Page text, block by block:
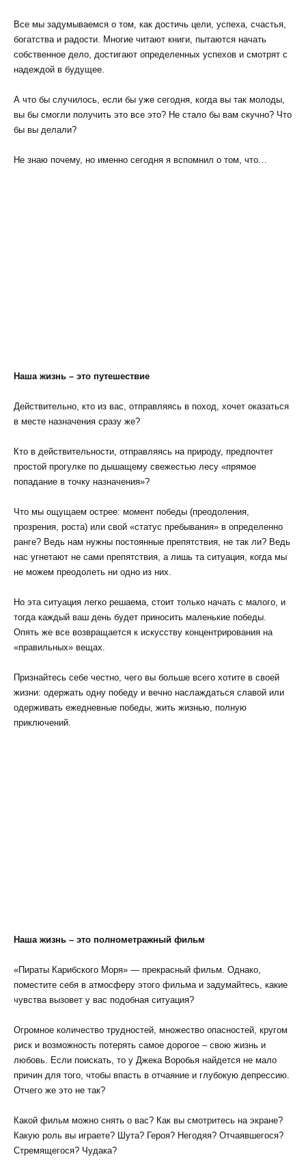
Все мы задумываемся о том, как достичь цели, успеха, счастья,
богатства и радости. Многие читают книги, пытаются начать
собственное дело, достигают определенных успехов и смотрят с
надеждой в будущее.
А что бы случилось, если бы уже сегодня, когда вы так молоды,
вы бы смогли получить это все это? Не стало бы вам скучно? Что
бы вы делали?
Не знаю почему, но именно сегодня я вспомнил о том, что…
Наша жизнь – это путешествие
Действительно, кто из вас, отправляясь в поход, хочет оказаться
в месте назначения сразу же?
Кто в действительности, отправляясь на природу, предпочтет
простой прогулке по дышащему свежестью лесу «прямое
попадание в точку назначения»?
Что мы ощущаем острее: момент победы (преодоления,
прозрения, роста) или свой «статус пребывания» в определенно
ранге? Ведь нам нужны постоянные препятствия, не так ли? Ведь
нас угнетают не сами препятствия, а лишь та ситуация, когда мы
не можем преодолеть ни одно из них.
Но эта ситуация легко решаема, стоит только начать с малого, и
тогда каждый ваш день будет приносить маленькие победы.
Опять же все возвращается к искусству концентрирования на
«правильных» вещах.
Признайтесь себе честно, чего вы больше всего хотите в своей
жизни: одержать одну победу и вечно наслаждаться славой или
одерживать ежедневные победы, жить жизнью, полную
приключений.
Наша жизнь – это полнометражный фильм
«Пираты Карибского Моря» — прекрасный фильм. Однако,
поместите себя в атмосферу этого фильма и задумайтесь, какие
чувства вызовет у вас подобная ситуация?
Огромное количество трудностей, множество опасностей, кругом
риск и возможность потерять самое дорогое – свою жизнь и
любовь. Если поискать, то у Джека Воробья найдется не мало
причин для того, чтобы впасть в отчаяние и глубокую депрессию.
Отчего же это не так?
Какой фильм можно снять о вас? Как вы смотритесь на экране?
Какую роль вы играете? Шута? Героя? Негодяя? Отчаявшегося?
Стремящегося? Чудака?